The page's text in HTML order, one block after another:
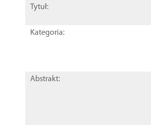
Tytuł:
Kategoria:
Abstrakt: